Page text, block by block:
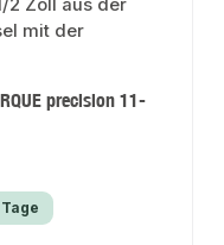
precision 11-